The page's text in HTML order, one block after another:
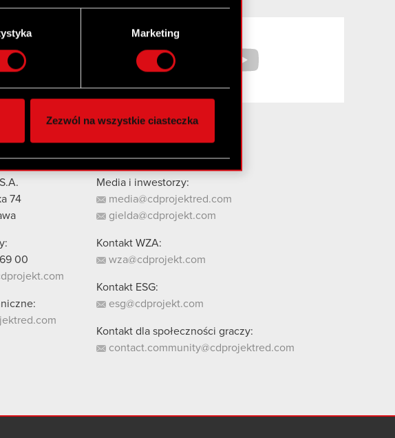
je zbiory danych (fingerprinting,
oraz ustaw własne preferencje w
zgodę w dowolnej chwili.
funkcje społecznościowe i
te informacje z innymi danymi
korzystanie z naszej witryny,
Marketing
Zezwól na wszystkie ciasteczka
Facebook
74
69 00
Media i inwestorzy:
media@cdprojektred.com
gielda@cdprojekt.com
Kontakt WZA:
wza@cdprojekt.com
Kontakt ESG:
esg@cdprojekt.com
Kontakt dla społeczności graczy:
contact.community@cdprojektred.com